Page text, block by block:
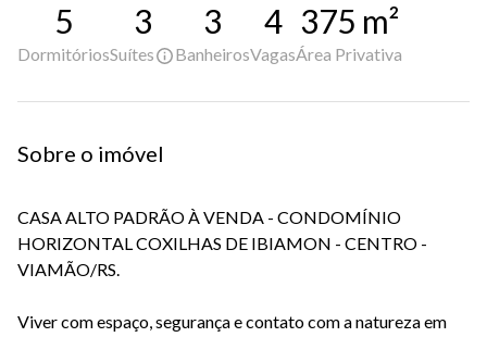
5
Dormitórios
3
Suítes
3
Banheiros
4
Vagas
375 m²
Área Privativa
Sobre o imóvel
CASA ALTO PADRÃO À VENDA - CONDOMÍNIO
HORIZONTAL COXILHAS DE IBIAMON - CENTRO -
VIAMÃO/RS.
Viver com espaço, segurança e contato com a natureza em